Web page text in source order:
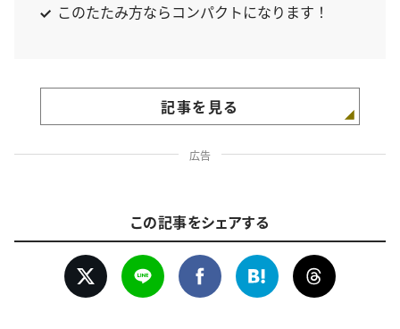
このたたみ方ならコンパクトになります！
記事を見る
広告
この記事をシェアする